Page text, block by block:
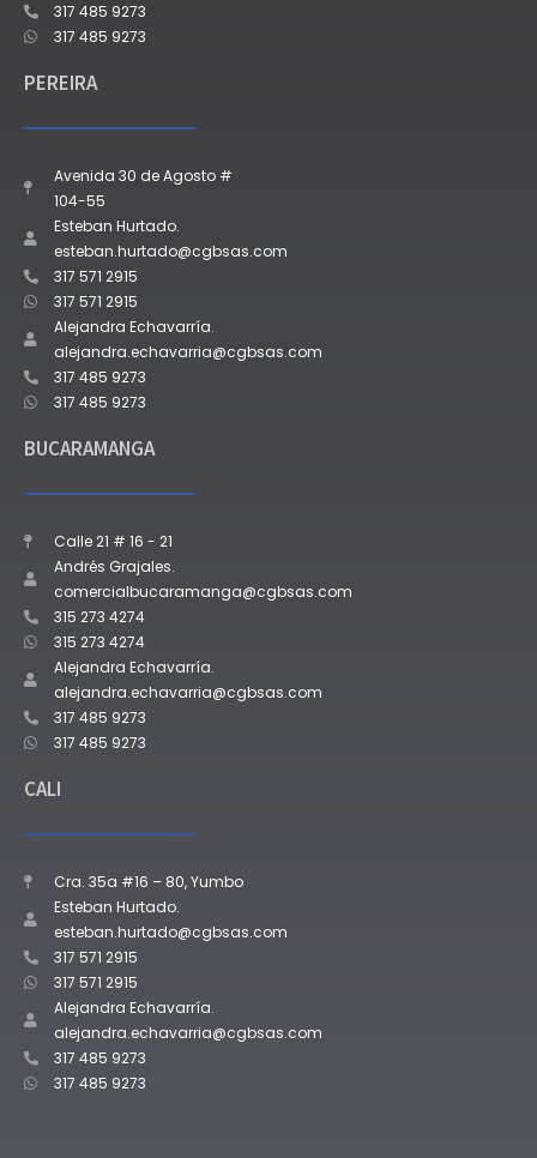
317 485 9273
317 485 9273
PEREIRA
Avenida 30 de Agosto #
104-55
Esteban Hurtado.
esteban.hurtado@cgbsas.com
317 571 2915
317 571 2915
Alejandra Echavarría.
alejandra.echavarria@cgbsas.com
317 485 9273
317 485 9273
BUCARAMANGA
Calle 21 # 16 - 21
Andrés Grajales.
comercialbucaramanga@cgbsas.com
315 273 4274
315 273 4274
Alejandra Echavarría.
alejandra.echavarria@cgbsas.com
317 485 9273
317 485 9273
CALI
Cra. 35a #16 – 80, Yumbo
Esteban Hurtado.
esteban.hurtado@cgbsas.com
317 571 2915
317 571 2915
Alejandra Echavarría.
alejandra.echavarria@cgbsas.com
317 485 9273
317 485 9273